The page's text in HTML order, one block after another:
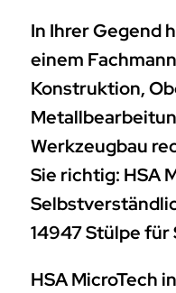
In Ihrer Gegend
einem
Konstruktion,
Werkzeugbau
Sie richtig: HSA
14947 Stülpe für
HSA MicroTech